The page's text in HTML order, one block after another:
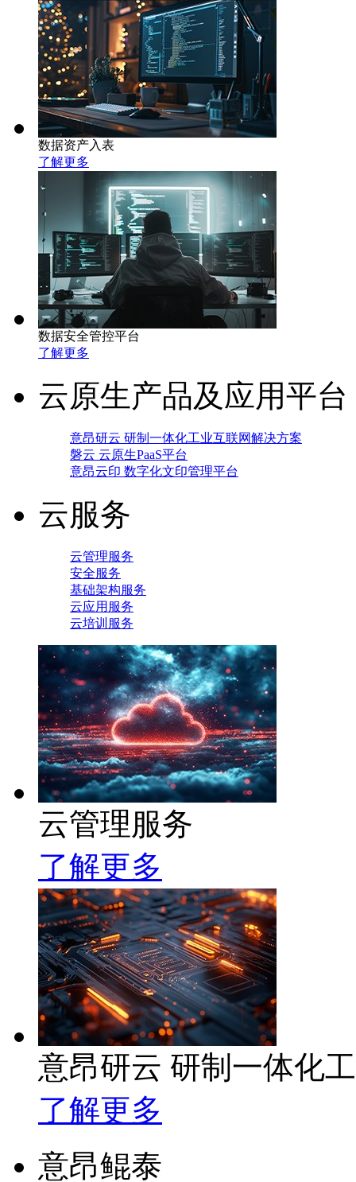
数据资产入表
了解更多
数据安全管控平台
了解更多
云原生产品及应用平台
意昂研云 研制一体化工业互联网解决方案
磐云 云原生PaaS平台
意昂云印 数字化文印管理平台
云服务
云管理服务
安全服务
基础架构服务
云应用服务
云培训服务
云管理服务
了解更多
意昂研云 研制一体化
了解更多
意昂鲲泰